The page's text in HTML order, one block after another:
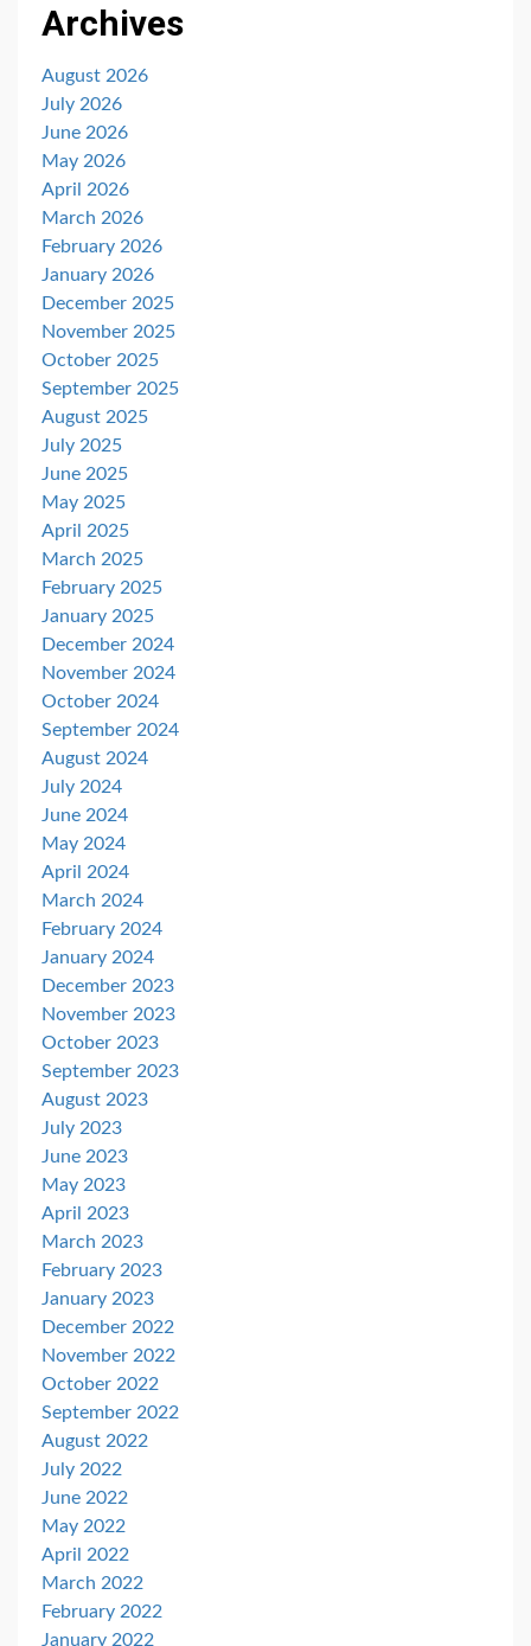
Archives
August 2026
July 2026
June 2026
May 2026
April 2026
March 2026
February 2026
January 2026
December 2025
November 2025
October 2025
September 2025
August 2025
July 2025
June 2025
May 2025
April 2025
March 2025
February 2025
January 2025
December 2024
November 2024
October 2024
September 2024
August 2024
July 2024
June 2024
May 2024
April 2024
March 2024
February 2024
January 2024
December 2023
November 2023
October 2023
September 2023
August 2023
July 2023
June 2023
May 2023
April 2023
March 2023
February 2023
January 2023
December 2022
November 2022
October 2022
September 2022
August 2022
July 2022
June 2022
May 2022
April 2022
March 2022
February 2022
January 2022